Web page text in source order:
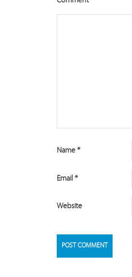
Name *
Email *
Website